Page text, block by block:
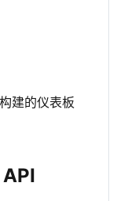
建的仪表板